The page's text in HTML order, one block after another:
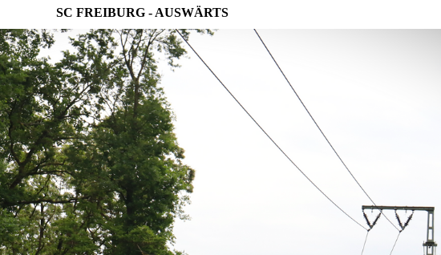
SC FREIBURG - AUSWÄRTS